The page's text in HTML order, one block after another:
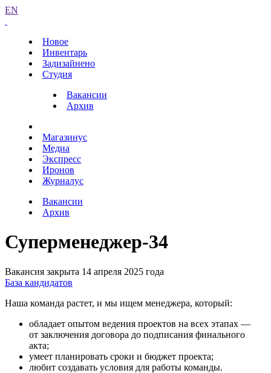
EN
Новое
Инвентарь
Задизайнено
Студия
Вакансии
Архив
Магазинус
Медиа
Экспресс
Иронов
Журналус
Вакансии
Архив
Суперменеджер-34
Вакансия закрыта 14 апреля 2025 года
База кандидатов
Наша команда растет, и мы ищем менеджера, который:
обладает опытом ведения проектов на всех этапах —
от заключения договора до подписания финального
акта;
умеет планировать сроки и бюджет проекта;
любит создавать условия для работы команды.